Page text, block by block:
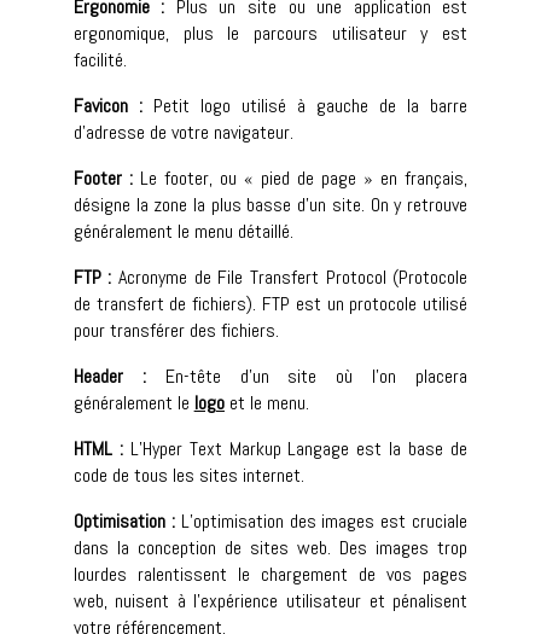
Ergonomie : Plus un site ou une application est
ergonomique, plus le parcours utilisateur y est
facilité.
Favicon :Petit logo utilisé à gauche de la barre
d’adresse de votre navigateur.
Footer :Le footer, ou « pied de page » en français,
désigne la zone la plus basse d’un site. On y retrouve
généralement le menu détaillé.
FTP : Acronyme de File Transfert Protocol (Protocole
de transfert de fichiers). FTP est un protocole utilisé
pour transférer des fichiers.
Header :En-tête d’un site où l’on placera
généralement le logoet le menu.
HTML :L’Hyper Text Markup Langage est la base de
code de tous les sites internet.
Optimisation :L’optimisation des images est cruciale
dans la conception de sites web. Des images trop
lourdes ralentissent le chargement de vos pages
web, nuisent à l’expérience utilisateur et pénalisent
votre référencement.